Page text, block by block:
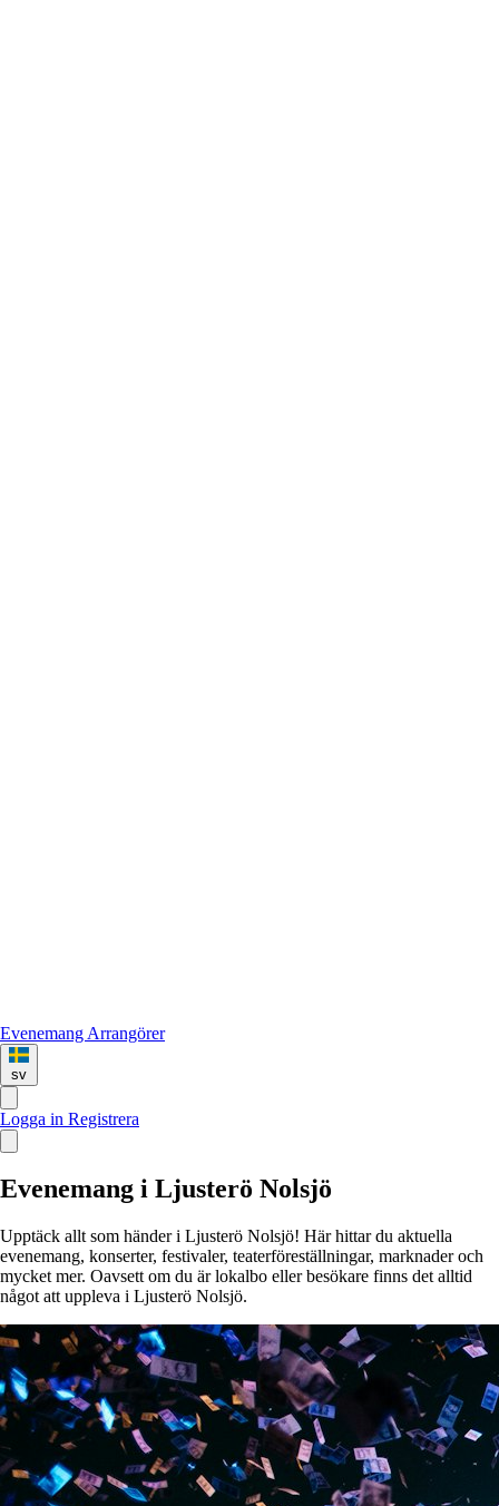
Evenemang Arrangörer
sv
Logga in Registrera
Evenemang i Ljusterö Nolsjö
Upptäck allt som händer i Ljusterö Nolsjö! Här hittar du aktuella
evenemang, konserter, festivaler, teaterföreställningar, marknader och
mycket mer. Oavsett om du är lokalbo eller besökare finns det alltid
något att uppleva i Ljusterö Nolsjö.